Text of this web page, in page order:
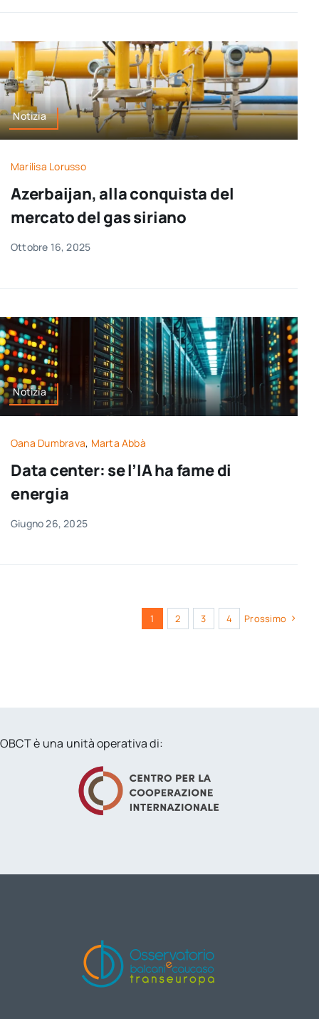
Notizia
Marilisa Lorusso
Azerbaijan, alla conquista del
mercato del gas siriano
Ottobre 16, 2025
Notizia
Oana Dumbrava, Marta Abbà
Data center: se l’IA ha fame di
energia
Giugno 26, 2025
1 2 3 4 Prossimo
OBCT è una unità operativa di: